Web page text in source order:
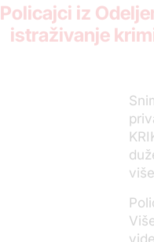
Policajci iz
istraživanje